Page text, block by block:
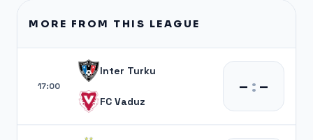
MORE FROM THIS LEAGUE
17:00
Inter Turku
FC Vaduz
– :–